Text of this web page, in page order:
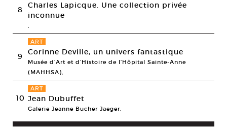
8
Charles Lapicque. Une collection privée
inconnue
,
9
ART
Corinne Deville, un univers fantastique
Musée d’Art et d’Histoire de l’Hôpital Sainte-Anne
(MAHHSA),
10
ART
Jean Dubuffet
Galerie Jeanne Bucher Jaeger,